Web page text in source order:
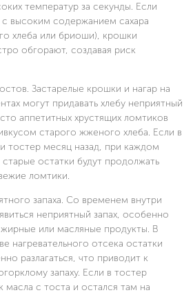
температур за секунды. Если
с высоким содержанием сахара
хлеба или бриоши), крошки
обгорают, создавая риск
Застарелые крошки и нагар на
могут придавать хлебу неприятный
аппетитных хрустящих ломтиков
старого жженого хлеба. Если в
тостер месяц назад, при каждом
остатки будут продолжать
ломтики.
запаха. Со временем внутри
неприятный запах, особенно
или масляные продукты. В
нагревательного отсека остатки
разлагаться, что приводит к
запаху. Если в тостер
масла с тоста и остался там на